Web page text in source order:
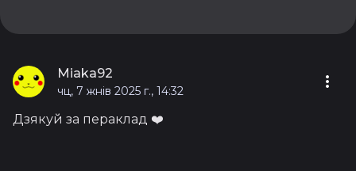
Miaka92
чц, 7 жнів 2025 г., 14:32
Дзякуй за пераклад ❤️